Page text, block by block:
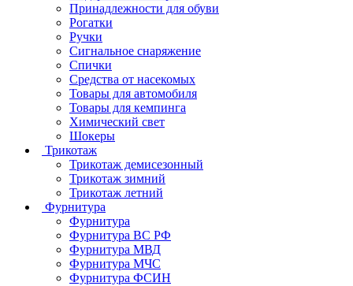
Принадлежности для обуви
Рогатки
Ручки
Сигнальное снаряжение
Спички
Средства от насекомых
Товары для автомобиля
Товары для кемпинга
Химический свет
Шокеры
Трикотаж
Трикотаж демисезонный
Трикотаж зимний
Трикотаж летний
Фурнитура
Фурнитура
Фурнитура ВС РФ
Фурнитура МВД
Фурнитура МЧС
Фурнитура ФСИН